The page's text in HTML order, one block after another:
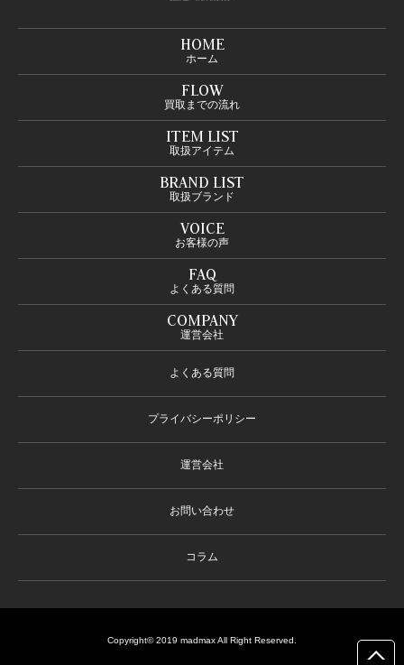
HOME
ホーム
FLOW
買取までの流れ
ITEM LIST
取扱アイテム
BRAND LIST
取扱ブランド
VOICE
お客様の声
FAQ
よくある質問
COMPANY
運営会社
よくある質問
プライバシーポリシー
運営会社
お問い合わせ
コラム
Copyright© 2019 madmax All Right Reserved.